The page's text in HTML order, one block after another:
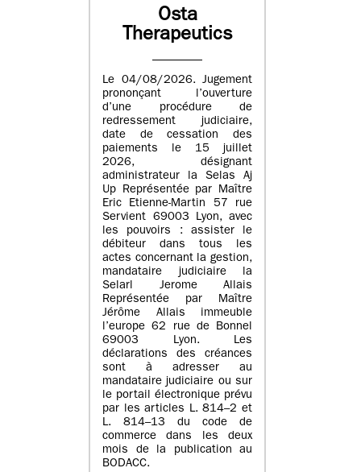
Osta
Therapeutics
Le 04/08/2026. Jugement
prononçant l’ouverture
d’une procédure de
redressement judiciaire,
date de cessation des
paiements le 15 juillet
2026, désignant
administrateur la Selas Aj
Up Représentée par Maître
Eric Etienne-Martin 57 rue
Servient 69003 Lyon, avec
les pouvoirs : assister le
débiteur dans tous les
actes concernant la gestion,
mandataire judiciaire la
Selarl Jerome Allais
Représentée par Maître
Jérôme Allais immeuble
l’europe 62 rue de Bonnel
69003 Lyon. Les
déclarations des créances
sont à adresser au
mandataire judiciaire ou sur
le portail électronique prévu
par les articles L. 814–2 et
L. 814–13 du code de
commerce dans les deux
mois de la publication au
BODACC.